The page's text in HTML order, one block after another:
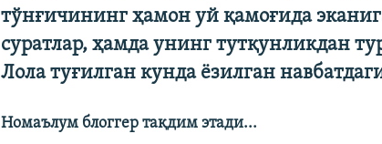
тўнғичининг ҳамон уй қамоғида
суратлар, ҳамда унинг тутқунликдан
Лола туғилган кунда ëзилган
Номаълум блоггер тақдим этади...